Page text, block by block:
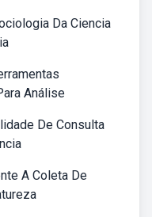
Da Ciencia
Análise
De Consulta
A Coleta De